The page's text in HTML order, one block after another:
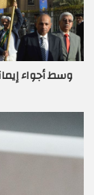
إ
ل
ك
و
وسط أجواء